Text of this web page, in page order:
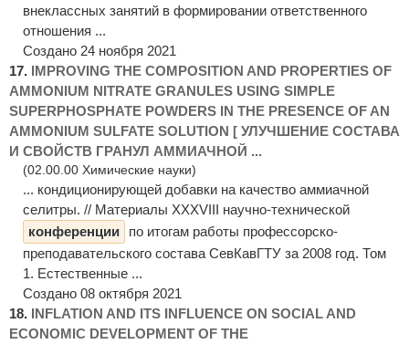
внеклассных занятий в формировании ответственного
отношения ...
Создано 24 ноября 2021
17. IMPROVING THE COMPOSITION AND PROPERTIES OF
AMMONIUM NITRATE GRANULES USING SIMPLE
SUPERPHOSPHATE POWDERS IN THE PRESENCE OF AN
AMMONIUM SULFATE SOLUTION [ УЛУЧШЕНИЕ СОСТАВА
И СВОЙСТВ ГРАНУЛ АММИАЧНОЙ ...
(02.00.00 Химические науки)
... кондиционирующей добавки на качество аммиачной
селитры. // Материалы XXXVIII научно-технической
конференции
по итогам работы профессорско-
преподавательского состава СевКавГТУ за 2008 год. Том
1. Естественные ...
Создано 08 октября 2021
18. INFLATION AND ITS INFLUENCE ON SOCIAL AND
ECONOMIC DEVELOPMENT OF THE